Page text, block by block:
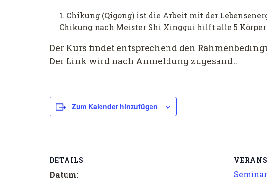
Chikung (Qigong) ist die Arbeit mit der
Chikung nach Meister Shi Xinggui hilft alle 5
Der Kurs findet entsprechend den
Der Link wird nach Anmeldung zugesandt.
Zum Kalender hinzufügen
DETAILS
Datum: